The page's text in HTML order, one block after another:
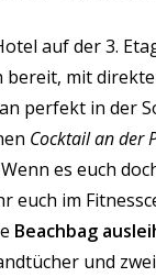
auf der 3.
bereit, mit
perfekt in der
Cocktail an der
es euch
euch im
Beachbag
und